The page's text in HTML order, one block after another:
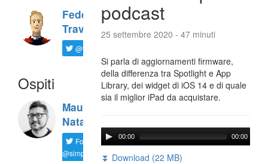
Federico
Travaini
@ftrava
Ospiti
Maurizio
Natali
Follow
@simplemal
podcast
25 settembre 2020 - 47 minuti
Si parla di aggiornamenti firmware,
della differenza tra Spotlight e App
Library, dei widget di iOS 14 e di quale
sia il miglior iPad da acquistare.
00:00 00:00
⏬ Download (22 MB)